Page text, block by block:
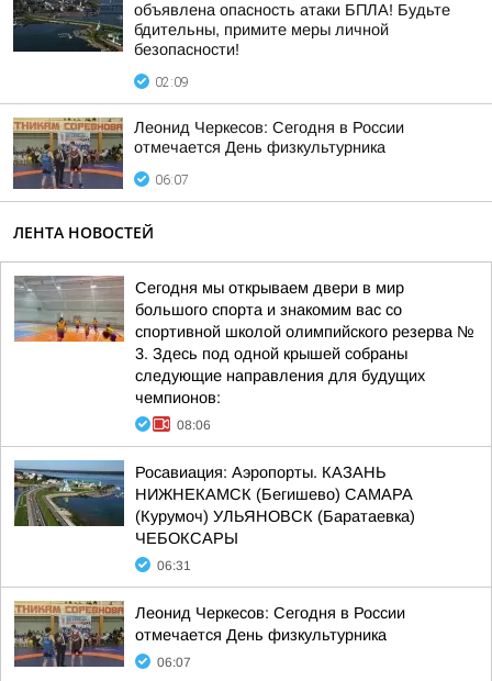
объявлена опасность атаки БПЛА! Будьте
бдительны, примите меры личной
безопасности!
02:09
Леонид Черкесов: Сегодня в России
отмечается День физкультурника
06:07
ЛЕНТА НОВОСТЕЙ
Сегодня мы открываем двери в мир
большого спорта и знакомим вас со
спортивной школой олимпийского резерва №
3. Здесь под одной крышей собраны
следующие направления для будущих
чемпионов:
08:06
Росавиация: Аэропорты. КАЗАНЬ
НИЖНЕКАМСК (Бегишево) САМАРА
(Курумоч) УЛЬЯНОВСК (Баратаевка)
ЧЕБОКСАРЫ
06:31
Леонид Черкесов: Сегодня в России
отмечается День физкультурника
06:07